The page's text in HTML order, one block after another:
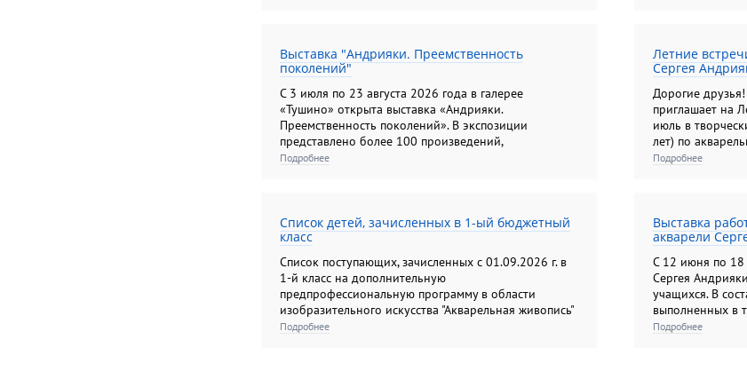
и акварельная
натюрморт";
различные
Выставка "Андрияки. Преемственность
поколений"
С 3 июля по 23 августа 2026 года в галерее
«Тушино» открыта выставка «Андрияки.
Преемственность поколений». В экспозиции
представлено более 100 произведений,
выполненных в различных жанрах и техниках,
Подробнее
Летние
Сергея
Дорогие
приглашает на
июль в
лет) по
скульптуре.
Подробнее
Список детей, зачисленных в 1-ый бюджетный
класс
Список поступающих, зачисленных с 01.09.2026 г. в
1-й класс на дополнительную
предпрофессиональную программу в области
изобразительного искусства "Акварельная живопись"
на места, финансируемые за счет средств
Подробнее
Выставка
акварели
С 12 июня по 18
Сергея
учащихся. В
выполненных в
акварели, а
Подробнее